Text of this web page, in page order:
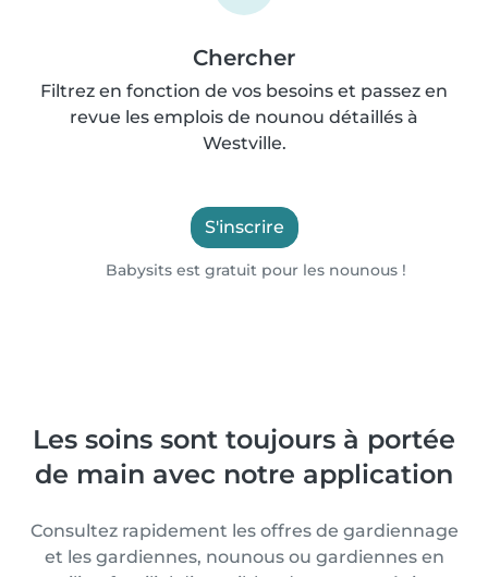
Chercher
Filtrez en fonction de vos besoins et passez en
revue les emplois de nounou détaillés à
Westville.
S'inscrire
Babysits est gratuit pour les nounous !
Les soins sont toujours à portée
de main avec notre application
Consultez rapidement les offres de gardiennage
et les gardiennes, nounous ou gardiennes en